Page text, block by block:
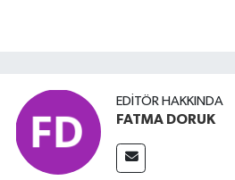
EDITÖR HAKKINDA
FATMA DORUK